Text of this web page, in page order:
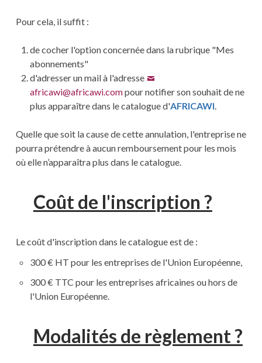
Pour cela, il suffit :
de cocher l'option concernée dans la rubrique "Mes
abonnements"
d'adresser un mail à l'adresse
africawi@africawi.compour notifier son souhait de ne
plus apparaître dans le catalogue d'AFRICAWI.
Quelle que soit la cause de cette annulation, l'entreprise ne
pourra prétendre à aucun remboursement pour les mois
où elle n’apparaîtra plus dans le catalogue.
Coût de l'inscription ?
Le coût d'inscription dans le catalogue est de :
300 € HT pour les entreprises de l'Union Européenne,
300 € TTC pour les entreprises africaines ou hors de
l'Union Européenne.
Modalités de règlement ?